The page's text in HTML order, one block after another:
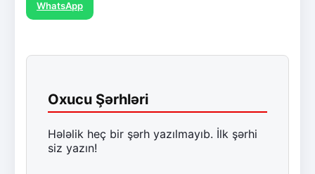
WhatsApp
Oxucu Şərhləri
Hələlik heç bir şərh yazılmayıb. İlk şərhi
siz yazın!